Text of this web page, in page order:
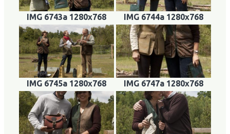
IMG 6743a 1280x768 IMG 6744a 1280x768
IMG 6745a 1280x768 IMG 6747a 1280x768